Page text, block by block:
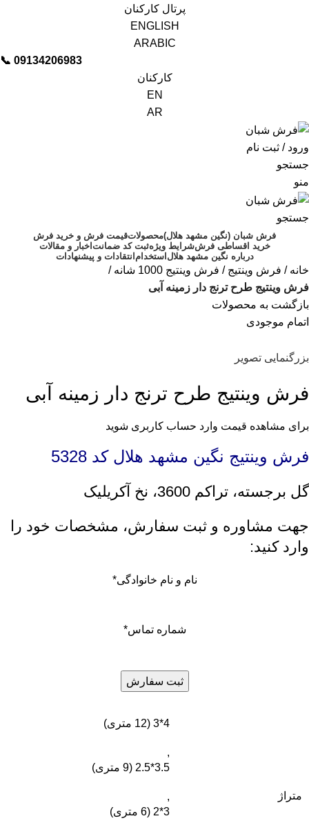
پرتال کارکنان
ENGLISH
ARABIC
📞︁ 09134206983
کارکنان
EN
AR
ورود / ثبت نام
جستجو
منو
جستجو
فرش شبان (نگین مشهد هلال)محصولاتقیمت فرش و خرید فرش
خرید اقساطی فرششرایط ویژهثبت کد ضمانتاخبار و مقالات
درباره نگین مشهد هلالاستخدامانتقادات و پیشنهادات
خانه فرش وینتیج
فرش وینتیج 1000 شانه
فرش وینتیج طرح ترنج دار زمینه آبی
بازگشت به محصولات
اتمام موجودی
بزرگنمایی تصویر
فرش وینتیج طرح ترنج دار زمینه آبی
برای مشاهده قیمت وارد حساب کاربری شوید
فرش وینتیج نگین مشهد هلال کد 5328
گل برجسته، تراکم 3600، نخ آکریلیک
جهت مشاوره و ثبت سفارش، مشخصات خود را
وارد کنید:
نام و نام خانوادگی*
شماره تماس*
متراژ
4*3 (12 متری)
,
3.5*2.5 (9 متری)
,
3*2 (6 متری)